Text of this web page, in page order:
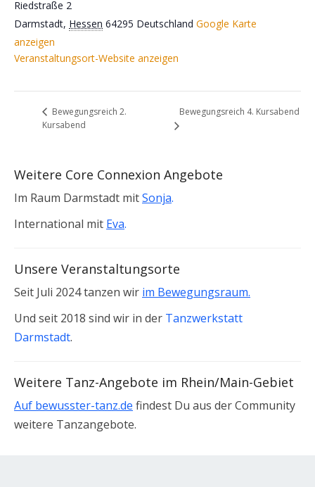
Riedstraße 2
Darmstadt, Hessen 64295 Deutschland Google Karte
anzeigen
Veranstaltungsort-Website anzeigen
Bewegungsreich 2.
Kursabend
Bewegungsreich 4. Kursabend
Weitere Core Connexion Angebote
Im Raum Darmstadt mitSonja.
International mit Eva.
Unsere Veranstaltungsorte
Seit Juli 2024 tanzen wir im Bewegungsraum.
Und seit 2018 sind wir in der Tanzwerkstatt
Darmstadt.
Weitere Tanz-Angebote im Rhein/Main-Gebiet
Auf bewusster-tanz.de findest Du aus der Community
weitere Tanzangebote.